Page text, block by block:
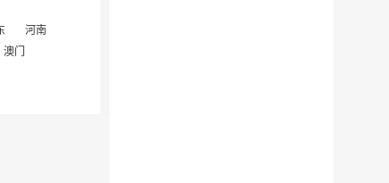
河南
澳门